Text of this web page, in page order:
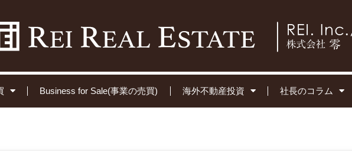
Business for Sale(事業の売買) 海外不動産投資 社長のコラム